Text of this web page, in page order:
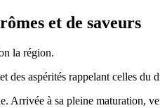
et de saveurs
la région.
des aspérités rappelant celles du
Arrivée à sa pleine maturation,